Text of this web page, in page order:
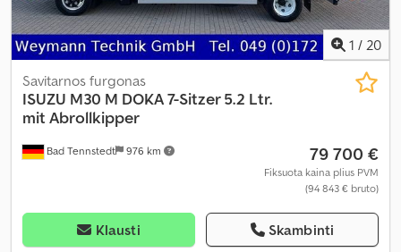
1 / 20
Bad Tennstedt 976 km
Savitarnos furgonas
ISUZU M30 M DOKA 7-Sitzer 5.2 Ltr.
mit Abrollkipper
79 700 €
Fiksuota kaina plius PVM
(94 843 € bruto)
Klausti Skambinti